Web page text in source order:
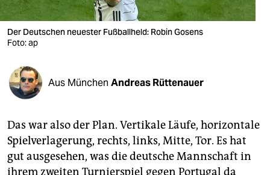
verlag
verlag
veranstaltungen
shop
unterstützen
abo
Der Deutschen neuester Fußballheld: Robin Gosens
Foto: ap
Aus München Andreas Rüttenauer
Das war also der Plan. Vertikale Läufe, horizontale
Spielverlagerung, rechts, links, Mitte, Tor. Es hat
gut ausgesehen, was die deutsche Mannschaft in
ihrem zweiten Turnierspiel gegen Portugal da